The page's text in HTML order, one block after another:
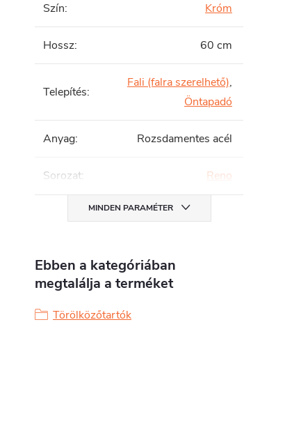
Szín: Króm
Hossz: 60 cm
Telepítés:
Fali (falra szerelhető),
Öntapadó
Anyag: Rozsdamentes acél
Sorozat: Reno
MINDEN PARAMÉTER
Ebben a kategóriában
megtalálja a terméket
Törölközőtartók